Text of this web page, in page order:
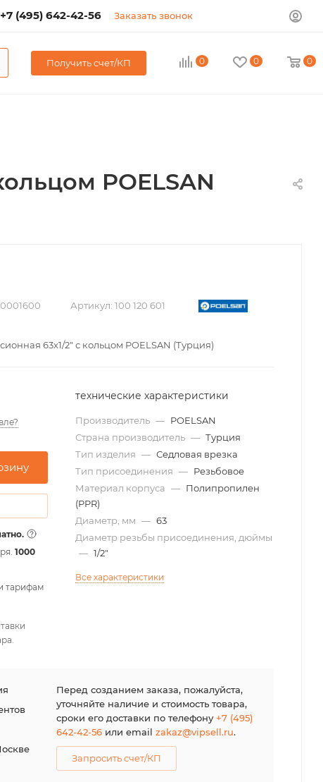
+7 (495) 642-42-56 Заказать звонок
Получить счет/КП 0 0 0
POELSAN
Артикул: 100 120 601
63х1/2" с кольцом POELSAN (Турция)
1000
тарифам
технические характеристики
Производитель — POELSAN
Страна производитель — Турция
Тип изделия — Седловая врезка
Тип присоединения — Резьбовое
Материал корпуса — Полипропилен
(PPR)
Диаметр, мм — 63
Диаметр резьбы присоединения, дюймы
— 1/2"
Все характеристики
Перед созданием заказа, пожалуйста,
уточняйте наличие и стоимость товара,
сроки его доставки по телефону+7 (495)
642-42-56или email zakaz@vipsell.ru.
Запросить счет/КП